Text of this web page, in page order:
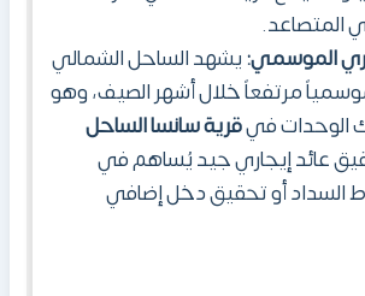
المتصاعد.
الموسمي:يشهد الساحل الشمالي
موسمياً مرتفعاً خلال أشهر الصيف، وهو
الوحدات فيقرية سانسا الساحل
عائد إيجاري جيد يُساهم في
السداد أو تحقيق دخل إضافي